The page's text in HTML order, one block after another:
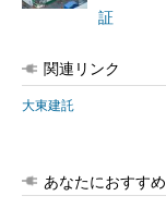
証
関連リンク
大東建託
あなたにおすすめ